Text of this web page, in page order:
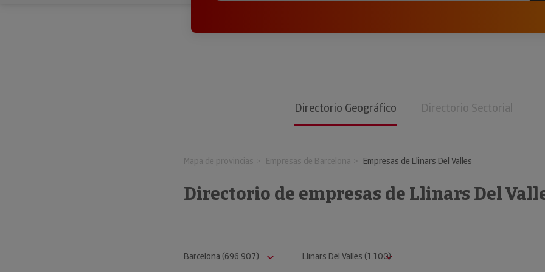
Directorio Geográfico Directorio Sectorial
Mapa de provincias Empresas de Barcelona Empresas de Llinars Del Valles
Directorio de empresas de Llinars Del